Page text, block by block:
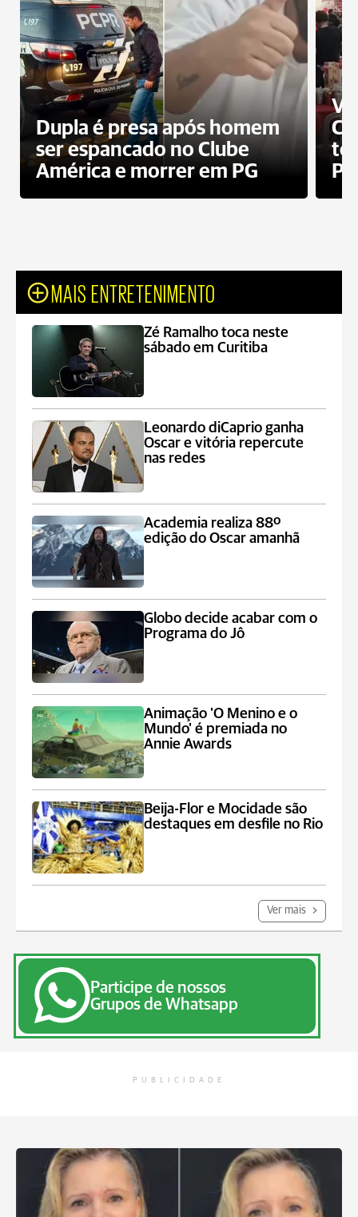
Dupla é presa após homem
ser espancado no Clube
América e morrer em PG
PG
MAIS ENTRETENIMENTO
Zé Ramalho toca neste
sábado em Curitiba
Leonardo diCaprio ganha
Oscar e vitória repercute
nas redes
Academia realiza 88º
edição do Oscar amanhã
Globo decide acabar com o
Programa do Jô
Animação 'O Menino e o
Mundo' é premiada no
Annie Awards
Beija-Flor e Mocidade são
destaques em desfile no Rio
Ver mais
Participe de nossos
Grupos de Whatsapp
PUBLICIDADE